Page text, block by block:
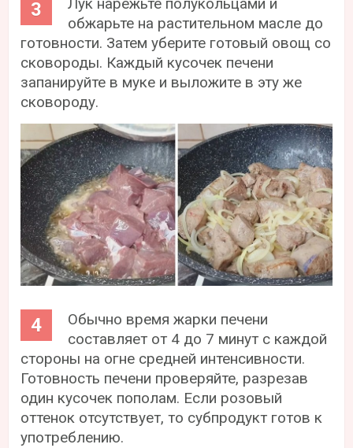
обжарьте на растительном масле до
готовности. Затем уберите готовый овощ со
сковороды. Каждый кусочек печени
запанируйте в муке и выложите в эту же
сковороду.
Обычно время жарки печени
составляет от 4 до 7 минут с каждой
стороны на огне средней интенсивности.
Готовность печени проверяйте, разрезав
один кусочек пополам. Если розовый
оттенок отсутствует, то субпродукт готов к
употреблению.